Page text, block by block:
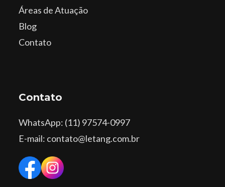
Áreas de Atuação
Blog
Contato
Contato
WhatsApp: (11) 97574-0997
E-mail: contato@letang.com.br